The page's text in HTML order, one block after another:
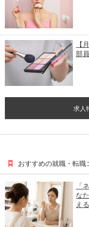
【
部
求人
おすすめの就職・転職
「
な
え